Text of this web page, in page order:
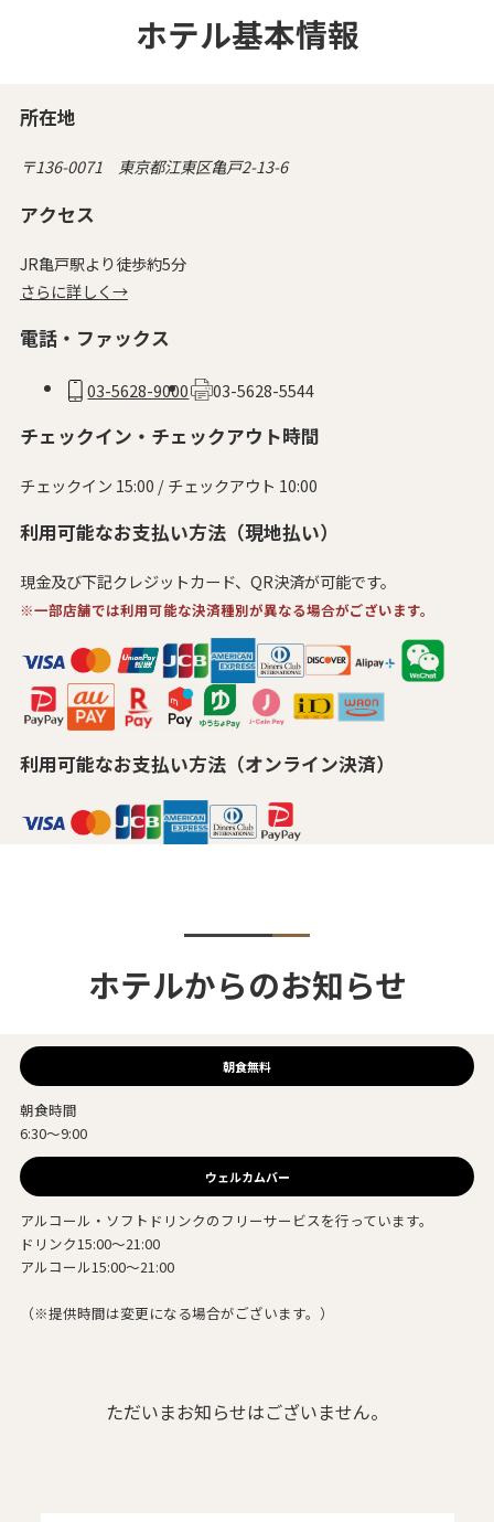
ホテル基本情報
所在地
〒136-0071 東京都江東区亀戸2-13-6
アクセス
JR亀戸駅より徒歩約5分
さらに詳しく→
電話・ファックス
03-5628-9000 03-5628-5544
チェックイン・チェックアウト時間
チェックイン 15:00 / チェックアウト 10:00
利用可能なお支払い方法（現地払い）
現金及び下記クレジットカード、QR決済が可能です。
※一部店舗では利用可能な決済種別が異なる場合がございます。
利用可能なお支払い方法（オンライン決済）
ホテルからのお知らせ
朝食無料
朝食時間
6:30～9:00
ウェルカムバー
アルコール・ソフトドリンクのフリーサービスを行っています。
ドリンク15:00～21:00
アルコール15:00～21:00
（※提供時間は変更になる場合がございます。）
ただいまお知らせはございません。